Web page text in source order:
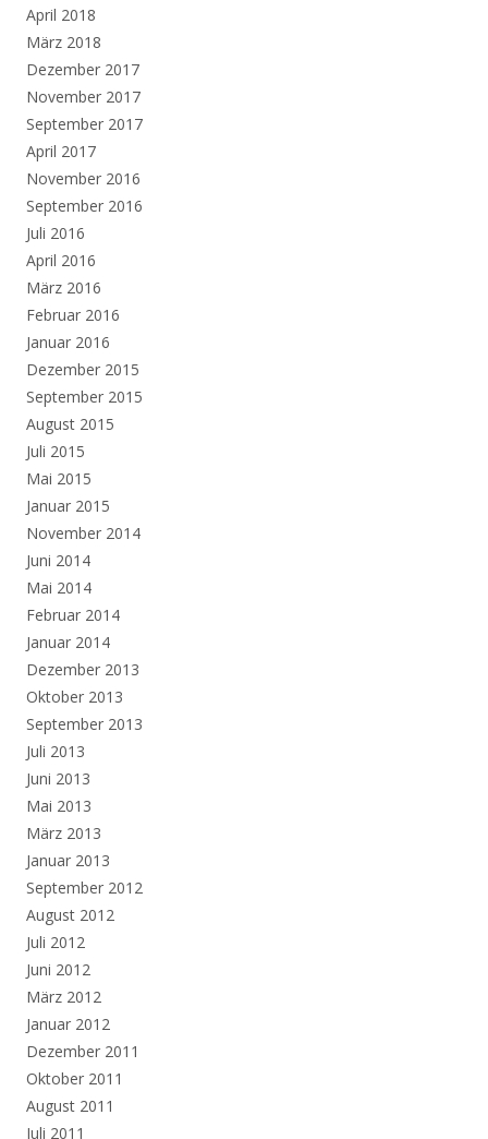
April 2018
März 2018
Dezember 2017
November 2017
September 2017
April 2017
November 2016
September 2016
Juli 2016
April 2016
März 2016
Februar 2016
Januar 2016
Dezember 2015
September 2015
August 2015
Juli 2015
Mai 2015
Januar 2015
November 2014
Juni 2014
Mai 2014
Februar 2014
Januar 2014
Dezember 2013
Oktober 2013
September 2013
Juli 2013
Juni 2013
Mai 2013
März 2013
Januar 2013
September 2012
August 2012
Juli 2012
Juni 2012
März 2012
Januar 2012
Dezember 2011
Oktober 2011
August 2011
Juli 2011